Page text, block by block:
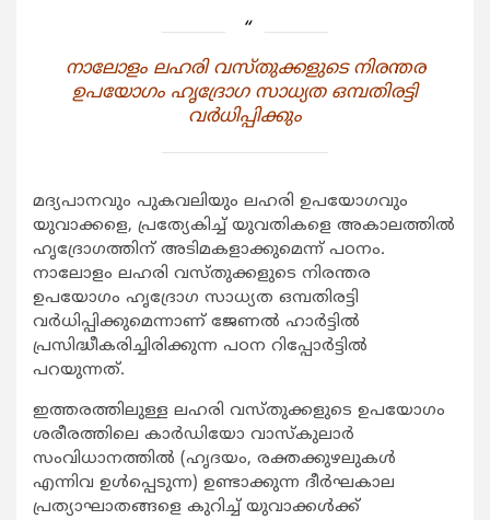
നാലോളം ലഹരി വസ്തുക്കളുടെ നിരന്തര
ഉപയോഗം ഹൃദ്രോഗ സാധ്യത ഒമ്പതിരട്ടി
വര്‍ധിപ്പിക്കും
മദ്യപാനവും പുകവലിയും ലഹരി ഉപയോഗവും
യുവാക്കളെ, പ്രത്യേകിച്ച് യുവതികളെ അകാലത്തില്‍
ഹൃദ്രോഗത്തിന് അടിമകളാക്കുമെന്ന് പഠനം.
നാലോളം ലഹരി വസ്തുക്കളുടെ നിരന്തര
ഉപയോഗം ഹൃദ്രോഗ സാധ്യത ഒമ്പതിരട്ടി
വര്‍ധിപ്പിക്കുമെന്നാണ് ജേണല്‍ ഹാര്‍ട്ടില്‍
പ്രസിദ്ധീകരിച്ചിരിക്കുന്ന പഠന റിപ്പോര്‍ട്ടില്‍
പറയുന്നത്.
ഇത്തരത്തിലുള്ള ലഹരി വസ്തുക്കളുടെ ഉപയോഗം
ശരീരത്തിലെ കാര്‍ഡിയോ വാസ്‌കുലാര്‍
സംവിധാനത്തില്‍ (ഹൃദയം, രക്തക്കുഴലുകള്‍
എന്നിവ ഉള്‍പ്പെടുന്ന) ഉണ്ടാക്കുന്ന ദീര്‍ഘകാല
പ്രത്യാഘാതങ്ങളെ കുറിച്ച് യുവാക്കള്‍ക്ക്